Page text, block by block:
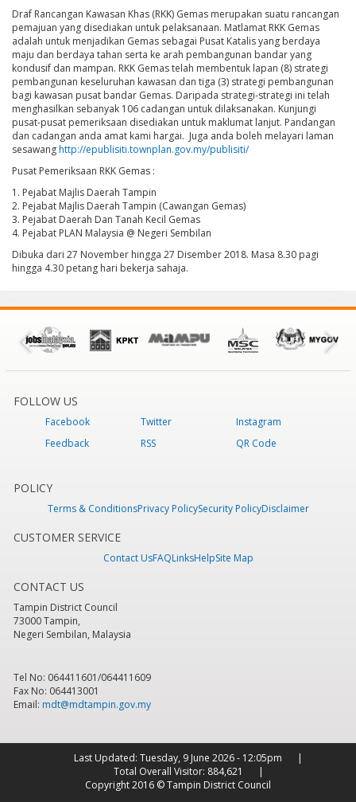
Draf Rancangan Kawasan Khas (RKK) Gemas merupakan suatu rancangan
pemajuan yang disediakan untuk pelaksanaan. Matlamat RKK Gemas
adalah untuk menjadikan Gemas sebagai Pusat Katalis yang berdaya
maju dan berdaya tahan serta ke arah pembangunan bandar yang
kondusif dan mampan. RKK Gemas telah membentuk lapan (8) strategi
pembangunan keseluruhan kawasan dan tiga (3) strategi pembangunan
bagi kawasan pusat bandar Gemas. Daripada strategi-strategi ini telah
menghasilkan sebanyak 106 cadangan untuk dilaksanakan. Kunjungi
pusat-pusat pemeriksaan disediakan untuk maklumat lanjut. Pandangan
dan cadangan anda amat kami hargai. Juga anda boleh melayari laman
sesawanghttp://epublisiti.townplan.gov.my/publisiti/
Pusat Pemeriksaan RKK Gemas :
1. Pejabat Majlis Daerah Tampin
2. Pejabat Majlis Daerah Tampin (Cawangan Gemas)
3. Pejabat Daerah Dan Tanah Kecil Gemas
4. Pejabat PLAN Malaysia @ Negeri Sembilan
Dibuka dari 27 November hingga 27 Disember 2018. Masa 8.30 pagi
hingga 4.30 petang hari bekerja sahaja.
FOLLOW US
Facebook Twitter
Instagram
Feedback
RSS QR Code
POLICY
Terms & ConditionsPrivacy PolicySecurity PolicyDisclaimer
CUSTOMER SERVICE
Contact UsFAQLinksHelpSite Map
CONTACT US
Tampin District Council
73000 Tampin,
Negeri Sembilan, Malaysia
Tel No: 064411601/064411609
Fax No: 064413001
Email: mdt@mdtampin.gov.my
Last Updated: Tuesday, 9 June 2026 - 12:05pm
Total Overall Visitor: 884,621
Copyright 2016 © Tampin District Council